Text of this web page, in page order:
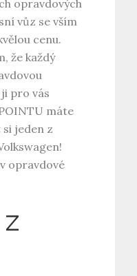
opravdových
vůz se vším
cenu.
že každý
pro vás
máte
jeden z
!
opravdové